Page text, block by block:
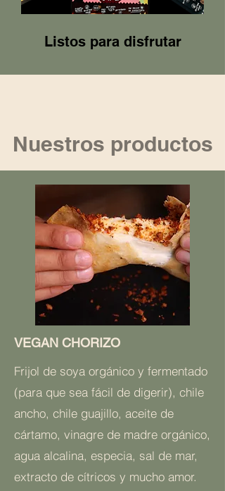
Listos para disfrutar
Nuestros productos
VEGAN CHORIZO
Frijol de soya orgánico y fermentado
(para que sea fácil de digerir), chile
ancho, chile guajillo, aceite de
cártamo, vinagre de madre orgánico,
agua alcalina, especia, sal de mar,
extracto de cítricos y mucho amor.